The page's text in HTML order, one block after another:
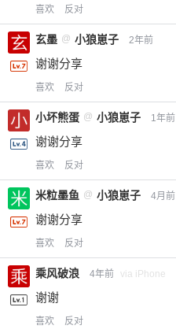
喜欢 反对
玄墨 @ 小狼崽子 2年前
谢谢分享
喜欢 反对
小坏熊蛋 @ 小狼崽子 1年前
谢谢分享
喜欢 反对
米粒墨鱼 @ 小狼崽子 4月前
谢谢分享
喜欢 反对
乘风破浪 4年前 via iPhone
谢谢
喜欢 反对